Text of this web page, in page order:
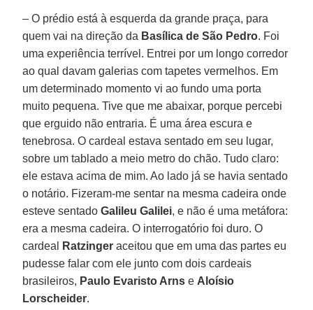
– O prédio está à esquerda da grande praça, para
quem vai na direção da Basílica de São Pedro. Foi
uma experiência terrível. Entrei por um longo corredor
ao qual davam galerias com tapetes vermelhos. Em
um determinado momento vi ao fundo uma porta
muito pequena. Tive que me abaixar, porque percebi
que erguido não entraria. É uma área escura e
tenebrosa. O cardeal estava sentado em seu lugar,
sobre um tablado a meio metro do chão. Tudo claro:
ele estava acima de mim. Ao lado já se havia sentado
o notário. Fizeram-me sentar na mesma cadeira onde
esteve sentadoGalileu Galilei, e não é uma metáfora:
era a mesma cadeira. O interrogatório foi duro. O
cardeal
Ratzinger aceitou que em uma das partes eu
pudesse falar com ele junto com dois cardeais
brasileiros, Paulo Evaristo Arns e Aloísio
Lorscheider.